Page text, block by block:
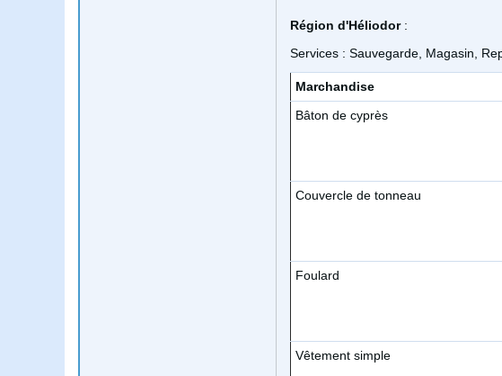
Région d'Héliodor:
Services : Sauvegarde, Magasin,
Marchandise
Bâton de cyprès
Couvercle de tonneau
Foulard
Vêtement simple